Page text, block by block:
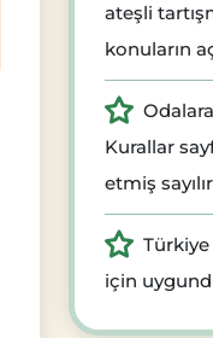
ateşli
konuların
Kurallar
etmiş
Türkiye
için